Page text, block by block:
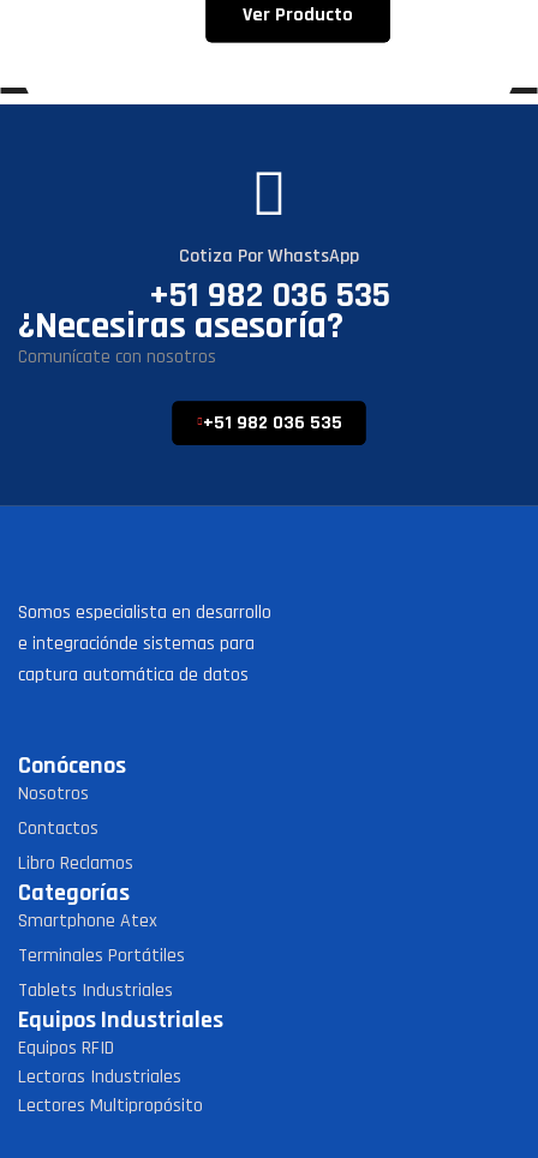
Ver Producto
Cotiza Por WhastsApp
+51 982 036 535
¿Necesiras asesoría?
Comunícate con nosotros
+51 982 036 535
Somos especialista en desarrollo
e integraciónde sistemas para
captura automática de datos
Conócenos
Nosotros
Contactos
Libro Reclamos
Categorías
Smartphone Atex
Terminales Portátiles
Tablets Industriales
Equipos Industriales
Equipos RFID
Lectoras Industriales
Lectores Multipropósito